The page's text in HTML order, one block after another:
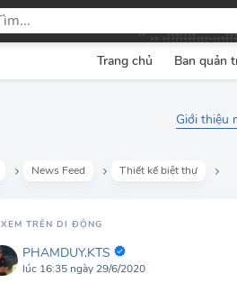
Trang chủ Ban quản
Giới thiệu
News Feed Thiết kế biệt thự
XEM TRÊN DI ĐỘNG
PHAMDUY.KTS
lúc 16:35 ngày 29/6/2020